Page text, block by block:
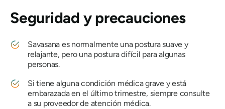
Seguridad y precauciones
Savasana es normalmente una postura suave y
relajante, pero una postura difícil para algunas
personas.
Si tiene alguna condición médica grave y está
embarazada en el último trimestre, siempre consulte
a su proveedor de atención médica.